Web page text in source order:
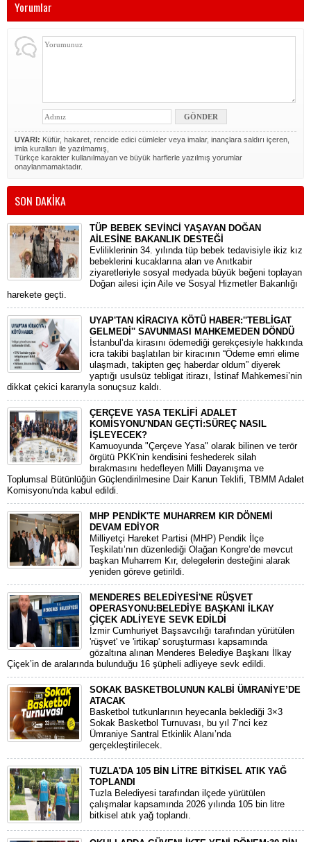
Yorumlar
UYARI: Küfür, hakaret, rencide edici cümleler veya imalar, inançlara saldırı içeren,
imla kuralları ile yazılmamış,
Türkçe karakter kullanılmayan ve büyük harflerle yazılmış yorumlar
onaylanmamaktadır.
SON DAKİKA
TÜP BEBEK SEVİNCİ YAŞAYAN DOĞAN
AİLESİNE BAKANLIK DESTEĞİ
​Evliliklerinin 34. yılında tüp bebek tedavisiyle ikiz kız
bebeklerini kucaklarına alan ve Anıtkabir
ziyaretleriyle sosyal medyada büyük beğeni toplayan
Doğan ailesi için Aile ve Sosyal Hizmetler Bakanlığı
harekete geçti.
UYAP'TAN KİRACIYA KÖTÜ HABER:''TEBLİGAT
GELMEDİ'' SAVUNMASI MAHKEMEDEN DÖNDÜ
​İstanbul’da kirasını ödemediği gerekçesiyle hakkında
icra takibi başlatılan bir kiracının “Ödeme emri elime
ulaşmadı, takipten geç haberdar oldum” diyerek
yaptığı usulsüz tebligat itirazı, İstinaf Mahkemesi’nin
dikkat çekici kararıyla sonuçsuz kaldı.
ÇERÇEVE YASA TEKLİFİ ADALET
KOMİSYONU'NDAN GEÇTİ:SÜREÇ NASIL
İŞLEYECEK?
​Kamuoyunda "Çerçeve Yasa" olarak bilinen ve terör
örgütü PKK'nin kendisini feshederek silah
bırakmasını hedefleyen Milli Dayanışma ve
Toplumsal Bütünlüğün Güçlendirilmesine Dair Kanun Teklifi, TBMM Adalet
Komisyonu'nda kabul edildi.
MHP PENDİK'TE MUHARREM KIR DÖNEMİ
DEVAM EDİYOR
​Milliyetçi Hareket Partisi (MHP) Pendik İlçe
Teşkilatı’nın düzenlediği Olağan Kongre’de mevcut
başkan Muharrem Kır, delegelerin desteğini alarak
yeniden göreve getirildi.
MENDERES BELEDİYESİ'NE RÜŞVET
OPERASYONU:BELEDİYE BAŞKANI İLKAY
ÇİÇEK ADLİYEYE SEVK EDİLDİ
​İzmir Cumhuriyet Başsavcılığı tarafından yürütülen
'rüşvet' ve 'irtikap' soruşturması kapsamında
gözaltına alınan Menderes Belediye Başkanı İlkay
Çiçek’in de aralarında bulunduğu 16 şüpheli adliyeye sevk edildi.
SOKAK BASKETBOLUNUN KALBİ ÜMRANİYE’DE
ATACAK
Basketbol tutkunlarının heyecanla beklediği 3×3
Sokak Basketbol Turnuvası, bu yıl 7’nci kez
Ümraniye Santral Etkinlik Alanı’nda
gerçekleştirilecek.
TUZLA'DA 105 BİN LİTRE BİTKİSEL ATIK YAĞ
TOPLANDI
Tuzla Belediyesi tarafından ilçede yürütülen
çalışmalar kapsamında 2026 yılında 105 bin litre
bitkisel atık yağ toplandı.